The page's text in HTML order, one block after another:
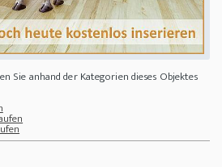
Sie anhand der Kategorien dieses Objektes